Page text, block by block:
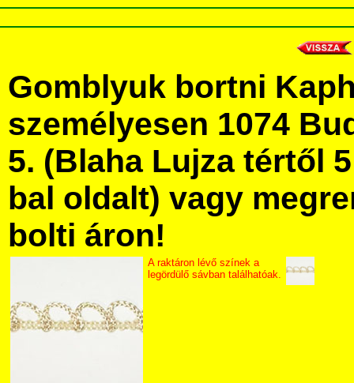
Gomblyuk bortni
személyesen 1074
5. (Blaha Lujza tértől
bal oldalt) vagy
bolti áron!
A raktáron lévő színek a
legördülő sávban találhatóak.